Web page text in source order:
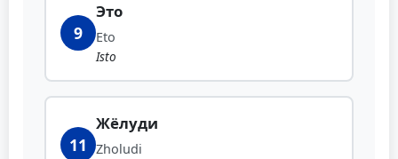
9
Это
Eto
Isto
11
Жёлуди
Zholudi